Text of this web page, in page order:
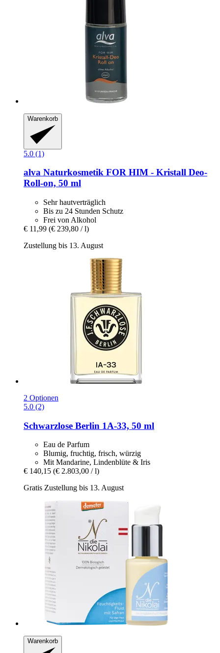
Warenkorb
5.0 (1)
alva Naturkosmetik FOR HIM -​ Kristall Deo-​
Roll-​on, 50 ml
Sehr hautverträglich
Bis zu 24 Stunden Schutz
Frei von Alkohol
€ 11,99 (€ 239,80 / l)
Zustellung bis 13. August
2 Optionen
5.0 (2)
Schwarzlose Berlin 1A-​33, 50 ml
Eau de Parfum
Blumig, fruchtig, frisch, würzig
Mit Mandarine, Lindenblüte & Iris
€ 140,15 (€ 2.803,00 / l)
Gratis Zustellung bis 13. August
Warenkorb